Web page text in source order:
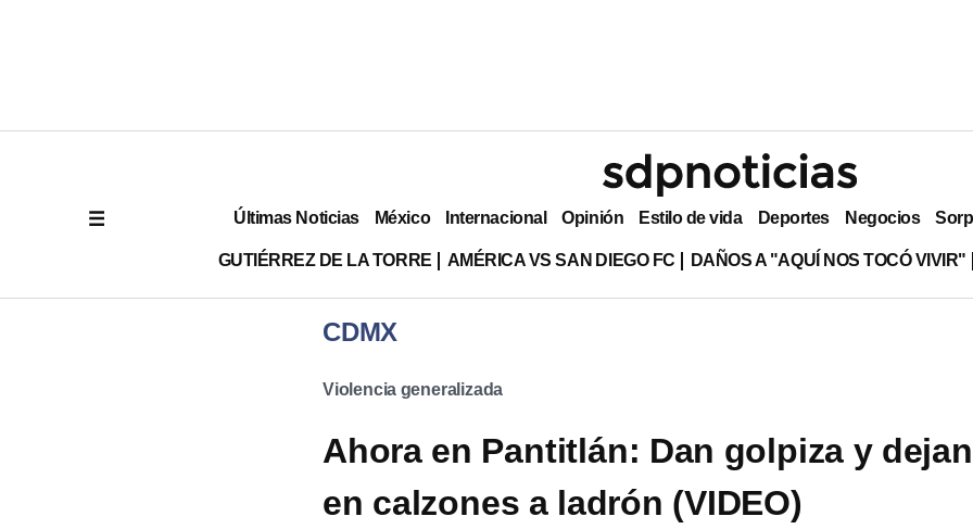
Últimas Noticias México Internacional Opinión Estilo de vida Deportes Negocios
GUTIÉRREZ DE LA TORRE AMÉRICA VS SAN DIEGO FC DAÑOS A "AQUÍ NOS TOCÓ VIVIR"
CDMX
Violencia generalizada
Ahora en Pantitlán: Dan golpiza y dejan
en calzones a ladrón (VIDEO)